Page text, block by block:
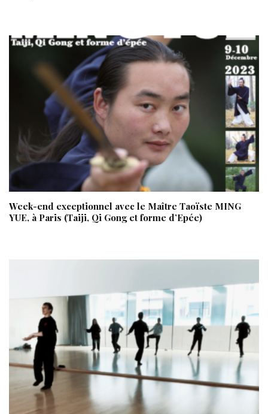
Week-end exceptionnel avec le Maître Taoïste MING
YUE, à Paris (Taiji, Qi Gong et forme d’Epée)